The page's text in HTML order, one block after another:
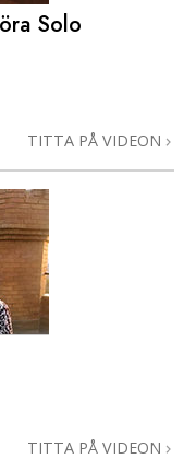
Solo
TITTA PÅ VIDEON
TITTA PÅ VIDEON